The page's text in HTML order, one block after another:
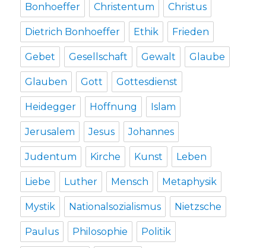
Bonhoeffer Christentum Christus
Dietrich Bonhoeffer Ethik Frieden
Gebet Gesellschaft Gewalt Glaube
Glauben Gott Gottesdienst
Heidegger Hoffnung Islam
Jerusalem Jesus Johannes
Judentum Kirche Kunst Leben
Liebe Luther Mensch Metaphysik
Mystik Nationalsozialismus Nietzsche
Paulus Philosophie Politik